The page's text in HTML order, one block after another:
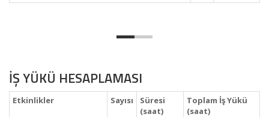
İŞ YÜKÜ HESAPLAMASI
Etkinlikler Sayısı
Süresi
(saat)
Toplam İş Yükü
(saat)